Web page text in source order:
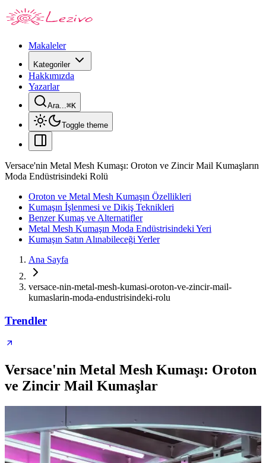
Makaleler
Kategoriler
Hakkımızda
Yazarlar
Ara...⌘K
Toggle theme
Versace'nin Metal Mesh Kumaşı: Oroton ve Zincir Mail Kumaşların
Moda Endüstrisindeki Rolü
Oroton ve Metal Mesh Kumaşın Özellikleri
Kumaşın İşlenmesi ve Dikiş Teknikleri
Benzer Kumaş ve Alternatifler
Metal Mesh Kumaşın Moda Endüstrisindeki Yeri
Kumaşın Satın Alınabileceği Yerler
Ana Sayfa
versace-nin-metal-mesh-kumasi-oroton-ve-zincir-mail-
kumaslarin-moda-endustrisindeki-rolu
Trendler
Versace'nin Metal Mesh Kumaşı: Oroton
ve Zincir Mail Kumaşlar